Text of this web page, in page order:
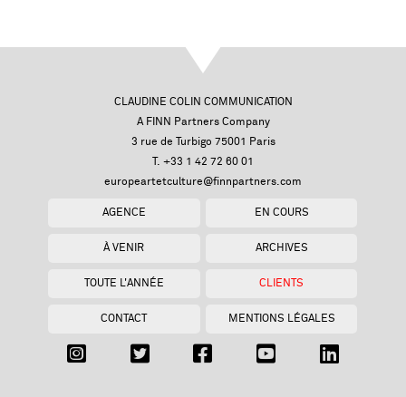
CLAUDINE COLIN COMMUNICATION
A FINN Partners Company
3 rue de Turbigo 75001 Paris
T. +33 1 42 72 60 01
europeartetculture@finnpartners.com
AGENCE EN COURS
À VENIR ARCHIVES
TOUTE L'ANNÉE CLIENTS
CONTACT MENTIONS LÉGALES